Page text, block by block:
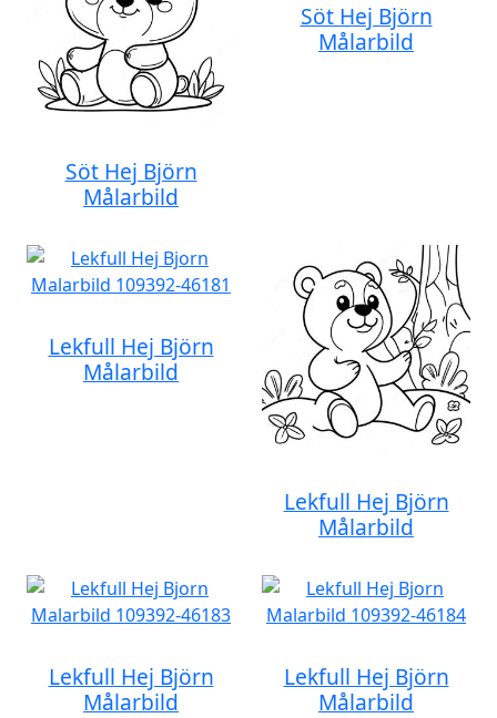
Söt Hej Björn
Målarbild
Söt Hej Björn
Målarbild
Lekfull Hej Björn
Målarbild
Lekfull Hej Björn
Målarbild
Lekfull Hej Björn
Målarbild
Lekfull Hej Björn
Målarbild